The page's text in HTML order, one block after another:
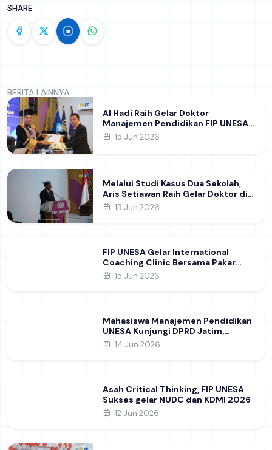
SHARE
BERITA LAINNYA
Al Hadi Raih Gelar Doktor
Manajemen Pendidikan FIP UNESA
melalui Riset Pembentukan
15 Jun 2026
Melalui Studi Kasus Dua Sekolah,
Aris Setiawan Raih Gelar Doktor di
FIP UNESA Usai Kupas Manajemen
15 Jun 2026
FIP UNESA Gelar International
Coaching Clinic Bersama Pakar
Khon Kaen University Thailand,
Ilmiah Internasional dukung SDG 4
15 Jun 2026
Mahasiswa Manajemen Pendidikan
UNESA Kunjungi DPRD Jatim,
Perdalam Pemahaman Kebijakan
14 Jun 2026
Asah Critical Thinking, FIP UNESA
Sukses gelar NUDC dan KDMI 2026
12 Jun 2026